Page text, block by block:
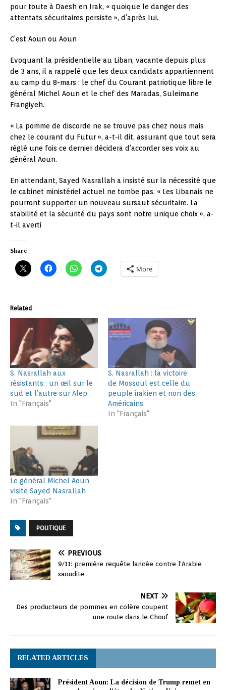
pour toute à Daesh en Irak, « quoique le danger des
attentats sécuritaires persiste », d’après lui.
C’est Aoun ou Aoun
Evoquant la présidentielle au Liban, vacante depuis plus
de 3 ans, il a rappelé que les deux candidats appartiennent
au camp du 8-mars : le chef du Courant patriotique libre le
général Michel Aoun et le chef des Maradas, Suleimane
Frangiyeh.
« La pomme de discorde ne se trouve pas chez nous mais
chez le courant du Futur », a-t-il dit, assurant que tout sera
réglé une fois ce dernier décidera d’accorder ses voix au
général Aoun.
En attendant, Sayed Nasrallah a insisté sur la nécessité que
le cabinet ministériel actuel ne tombe pas. « Les Libanais ne
pourront supporter un nouveau sursaut sécuritaire. La
stabilité et la sécurité du pays sont notre unique choix », a-
t-il averti
Share
More
Related
S. Nasrallah aux
résistants : un œil sur le
sud et l’autre sur Alep
In "Français"
S. Nasrallah : la victoire
de Mossoul est celle du
peuple irakien et non des
Américains
In "Français"
Le général Michel Aoun
visite Sayed Nasrallah
In "Français"
POLITIQUE
PREVIOUS
9/11: première requête lancée contre l’Arabie
saoudite
NEXT
Des producteurs de pommes en colère coupent
une route dans le Chouf
RELATED ARTICLES
Président Aoun: La décision de Trump remet en